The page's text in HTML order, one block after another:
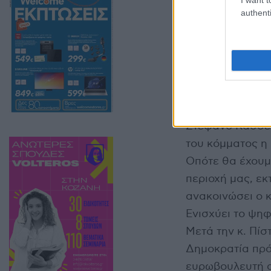
Από την
Μακεδονία 4,
Νότιο Αιγαίο,
από ένας/ μια
επιλεγούν
Στέφανο
του κόμματος
Οπότε θα
περιοχή μας,
ανακοινώσει ο
Ενισχύει το
Μετά την κ.
Δημοκρατία
ευρωβουλευτή